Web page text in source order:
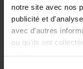
notre site avec nos
publicité et
avec d'autres
ou qu'ils ont